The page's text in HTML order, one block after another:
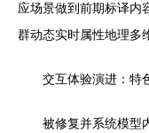
应场景做到前期标译内
群动态实时属性地理多
交互体验演进：特
被修复并系统模型